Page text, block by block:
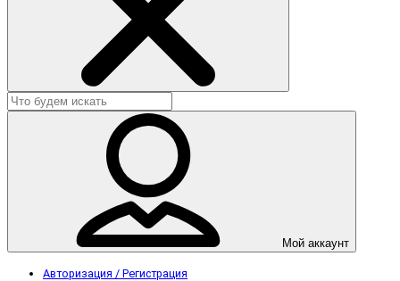
Мой аккаунт
Авторизация / Регистрация